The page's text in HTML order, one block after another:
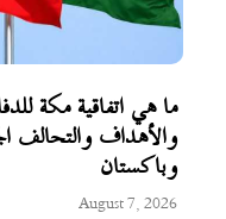
ما هي اتفاقية مكة
والأهداف والتحالف
وباكستان
August 7, 2026